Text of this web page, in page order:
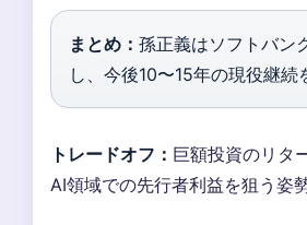
まとめ： 孫正義はソフトバン
し、今後10〜15年の現役継続
トレードオフ： 巨額投資のリタ
AI領域での先行者利益を狙う姿